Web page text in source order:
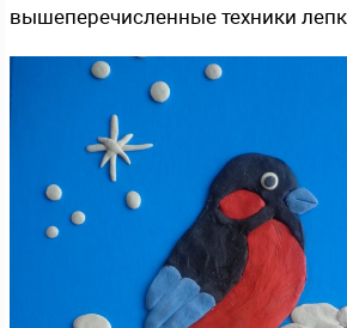
вышеперечисленные техники